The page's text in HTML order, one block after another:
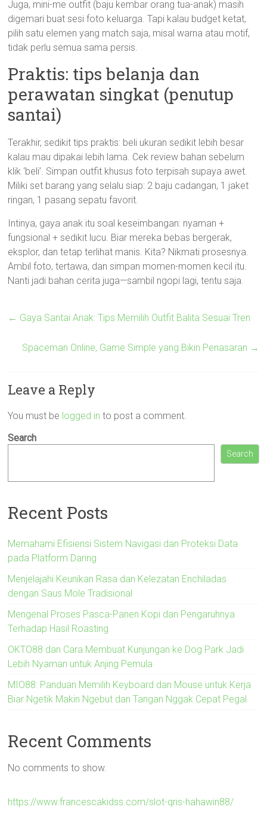
Juga, mini-me outfit (baju kembar orang tua-anak) masih
digemari buat sesi foto keluarga. Tapi kalau budget ketat,
pilih satu elemen yang match saja, misal warna atau motif,
tidak perlu semua sama persis.
Praktis: tips belanja dan
perawatan singkat (penutup
santai)
Terakhir, sedikit tips praktis: beli ukuran sedikit lebih besar
kalau mau dipakai lebih lama. Cek review bahan sebelum
klik ‘beli’. Simpan outfit khusus foto terpisah supaya awet.
Miliki set barang yang selalu siap: 2 baju cadangan, 1 jaket
ringan, 1 pasang sepatu favorit.
Intinya, gaya anak itu soal keseimbangan: nyaman +
fungsional + sedikit lucu. Biar mereka bebas bergerak,
eksplor, dan tetap terlihat manis. Kita? Nikmati prosesnya.
Ambil foto, tertawa, dan simpan momen-momen kecil itu.
Nanti jadi bahan cerita juga—sambil ngopi lagi, tentu saja.
← Gaya Santai Anak: Tips Memilih Outfit Balita Sesuai Tren
Spaceman Online, Game Simple yang Bikin Penasaran →
Leave a Reply
You must be logged in to post a comment.
Search
Search
Recent Posts
Memahami Efisiensi Sistem Navigasi dan Proteksi Data
pada Platform Daring
Menjelajahi Keunikan Rasa dan Kelezatan Enchiladas
dengan Saus Mole Tradisional
Mengenal Proses Pasca-Panen Kopi dan Pengaruhnya
Terhadap Hasil Roasting
OKTO88 dan Cara Membuat Kunjungan ke Dog Park Jadi
Lebih Nyaman untuk Anjing Pemula
MIO88: Panduan Memilih Keyboard dan Mouse untuk Kerja
Biar Ngetik Makin Ngebut dan Tangan Nggak Cepat Pegal
Recent Comments
No comments to show.
https://www.francescakidss.com/slot-qris-hahawin88/